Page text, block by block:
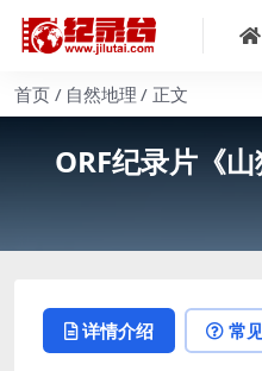
首页 自然地理 正文
ORF纪录片《
详情介绍 常